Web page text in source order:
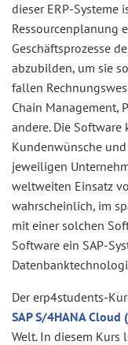
dieser ERP-Systeme
Ressourcenplanung
Geschäftsprozesse
abzubilden, um sie
fallen
Chain Management,
andere. Die
Kundenwünsche
jeweiligen
weltweiten Einsatz
wahrscheinlich, im
mit einer solchen
Software ein SAP-
Der erp4students-
SAP S/4HANA Cloud
Welt. In diesem Kurs